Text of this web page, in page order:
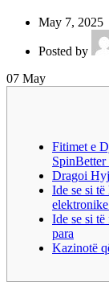
May 7, 2025
Posted by
07 May
Fitimet e
SpinBetter
Dragoi
Ide se si
Ide se si
para
Kazinotë